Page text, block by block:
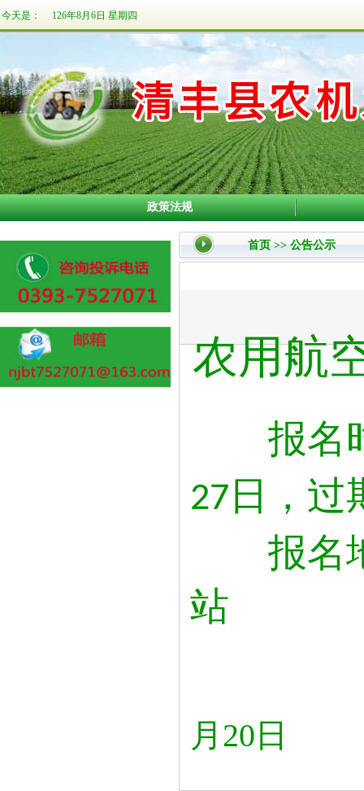
今天是： 126年8月6日 星期四
政策法规
首页>>公告公示
农用航
报名
27 日，过
报名
站
月20日